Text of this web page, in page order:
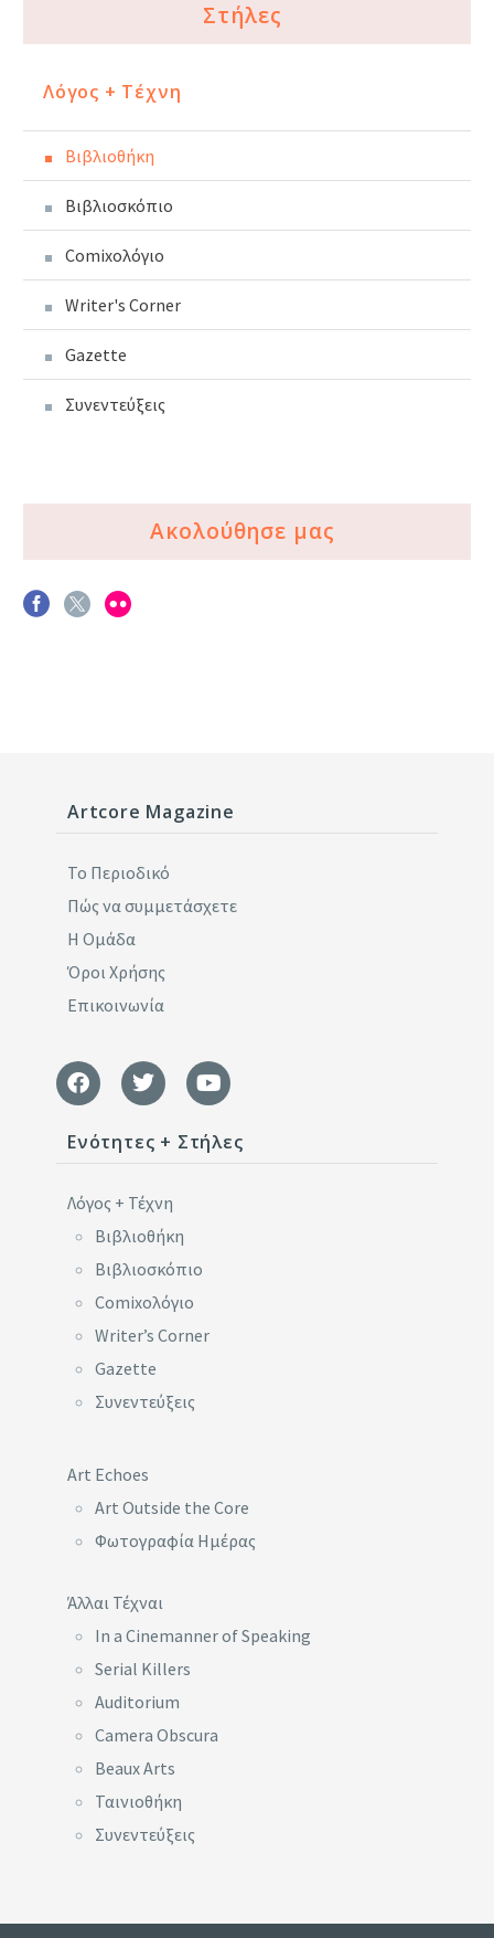
Στήλες
Λόγος + Τέχνη
Βιβλιοθήκη
Βιβλιοσκόπιο
Comixoλόγιο
Writer's Corner
Gazette
Συνεντεύξεις
Ακολούθησε μας
Artcore Magazine
Το Περιοδικό
Πώς να συμμετάσχετε
Η Ομάδα
Όροι Χρήσης
Επικοινωνία
Ενότητες + Στήλες
Λόγος + Τέχνη
Βιβλιοθήκη
Βιβλιοσκόπιο
Comixoλόγιο
Writer’s Corner
Gazette
Συνεντεύξεις
Art Echoes
Art Outside the Core
Φωτογραφία Ημέρας
Άλλαι Τέχναι
In a Cinemanner of Speaking
Serial Killers
Auditorium
Camera Obscura
Beaux Arts
Ταινιοθήκη
Συνεντεύξεις